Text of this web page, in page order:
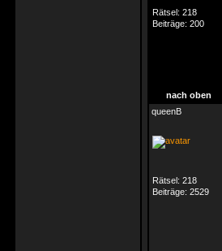
Rätsel: 218
Beiträge: 200
nach oben
queenB
Rätsel: 218
Beiträge: 2529